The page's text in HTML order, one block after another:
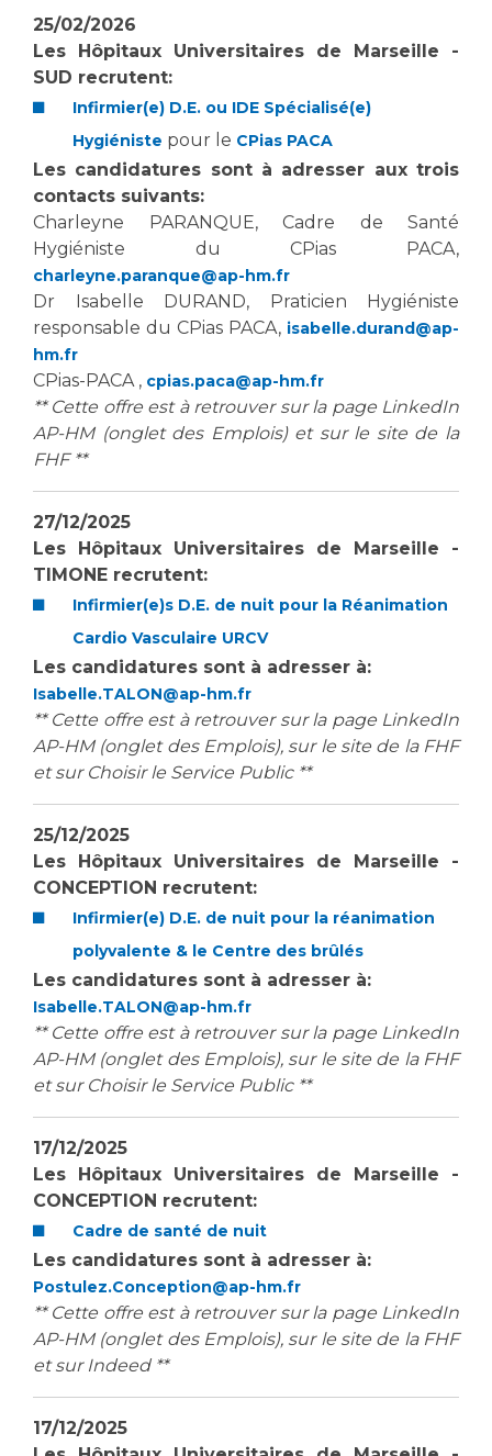
25/02/2026
Les Hôpitaux Universitaires de Marseille -
SUD recrutent:
Infirmier(e) D.E. ou IDE Spécialisé(e)
Hygiéniste pour le CPias PACA
Les candidatures sont à adresser aux trois
contacts suivants:
Charleyne PARANQUE, Cadre de Santé
Hygiéniste du CPias PACA,
charleyne.paranque@ap-hm.fr
Dr Isabelle DURAND, Praticien Hygiéniste
responsable du CPias PACA, isabelle.durand@ap-
hm.fr
CPias-PACA , cpias.paca@ap-hm.fr
** Cette offre est à retrouver sur la page LinkedIn
AP-HM (onglet des Emplois) et sur le site de la
FHF **
27/12/2025
Les Hôpitaux Universitaires de Marseille -
TIMONE recrutent:
Infirmier(e)s D.E. de nuit pour la Réanimation
Cardio Vasculaire URCV
Les candidatures sont à adresser à:
Isabelle.TALON@ap-hm.fr
** Cette offre est à retrouver sur la page LinkedIn
AP-HM (onglet des Emplois), sur le site de la FHF
et sur Choisir le Service Public **
25/12/2025
Les Hôpitaux Universitaires de Marseille -
CONCEPTION recrutent:
Infirmier(e) D.E. de nuit pour la réanimation
polyvalente & le Centre des brûlés
Les candidatures sont à adresser à:
Isabelle.TALON@ap-hm.fr
** Cette offre est à retrouver sur la page LinkedIn
AP-HM (onglet des Emplois), sur le site de la FHF
et sur Choisir le Service Public **
17/12/2025
Les Hôpitaux Universitaires de Marseille -
CONCEPTION recrutent:
Cadre de santé de nuit
Les candidatures sont à adresser à:
Postulez.Conception@ap-hm.fr
** Cette offre est à retrouver sur la page LinkedIn
AP-HM (onglet des Emplois), sur le site de la FHF
et sur Indeed **
17/12/2025